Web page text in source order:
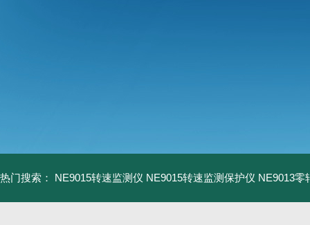
热门搜索： NE9015转速监测仪 NE9015转速监测保护仪 NE9013零